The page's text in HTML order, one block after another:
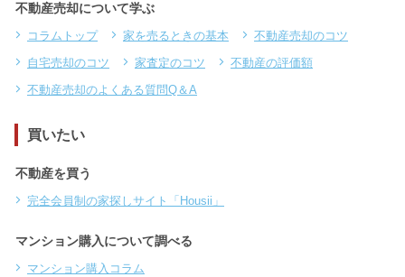
不動産売却について学ぶ
コラムトップ 家を売るときの基本
不動産売却のコツ
自宅売却のコツ
家査定のコツ
不動産の評価額
不動産売却のよくある質問Q＆A
買いたい
不動産を買う
完全会員制の家探しサイト「Housii」
マンション購入について調べる
マンション購入コラム